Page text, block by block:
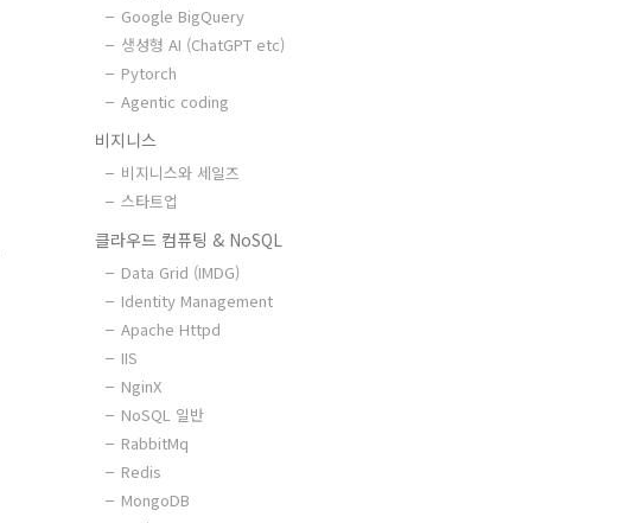
Google BigQuery
생성형 AI (ChatGPT etc)
Pytorch
Agentic coding
비지니스
비지니스와 세일즈
스타트업
클라우드 컴퓨팅 & NoSQL
Data Grid (IMDG)
Identity Management
Apache Httpd
IIS
NginX
NoSQL 일반
RabbitMq
Redis
MongoDB